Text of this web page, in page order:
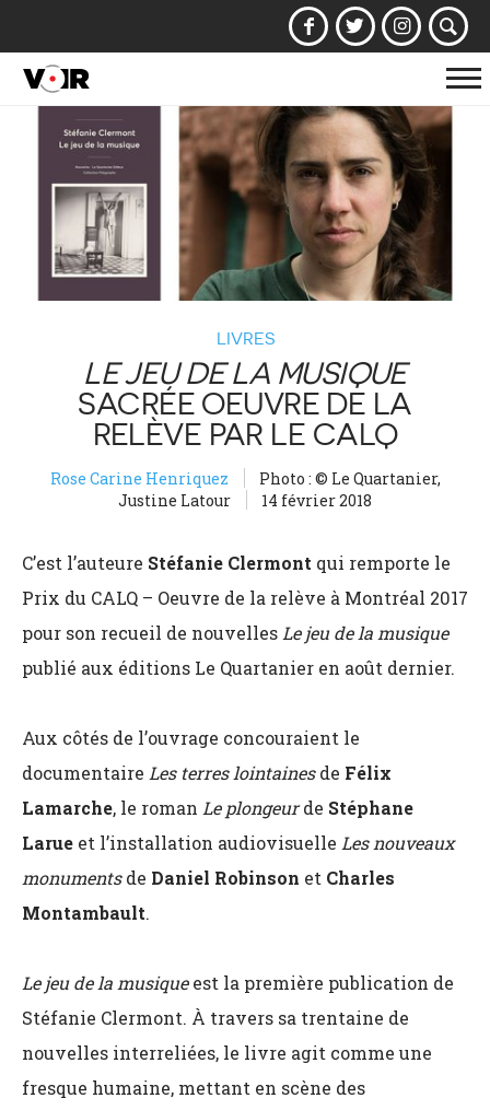
LIVRES
LE JEU DE LA MUSIQUE
SACRÉE OEUVRE DE LA
RELÈVE PAR LE CALQ
Rose Carine Henriquez
Photo : © Le Quartanier,
Justine Latour
14 février 2018
C’est l’auteure Stéfanie Clermont qui remporte le
Prix du CALQ – Oeuvre de la relève à Montréal 2017
pour son recueil de nouvelles Le jeu de la musique
publié aux éditions Le Quartanier en août dernier.
Aux côtés de l’ouvrage concouraient le
documentaire Les terres lointainesde Félix
Lamarche, le roman Le plongeurde Stéphane
Larue et l’installation audiovisuelle Les nouveaux
monumentsde Daniel Robinson et Charles
Montambault.
Le jeu de la musiqueest la première publication de
Stéfanie Clermont. À travers sa trentaine de
nouvelles interreliées, le livre agit comme une
fresque humaine, mettant en scène des